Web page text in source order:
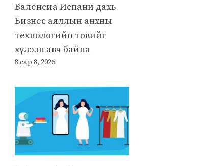
Валенсиа Испани дахь
Бизнес аяллын анхны
технологийн төвийг
хүлээн авч байна
8 сар 8, 2026